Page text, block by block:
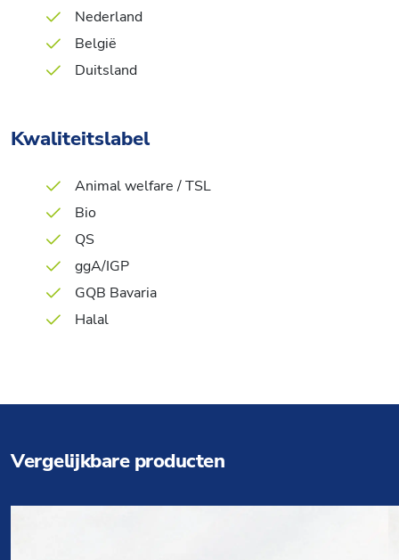
Nederland
België
Duitsland
Kwaliteitslabel
Animal welfare / TSL
Bio
QS
ggA/IGP
GQB Bavaria
Halal
Vergelijkbare producten